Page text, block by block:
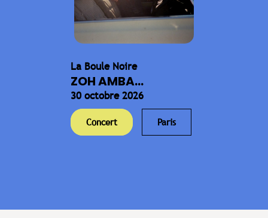
La Boule Noire
ZOH AMBA...
30 octobre 2026
Concert Paris